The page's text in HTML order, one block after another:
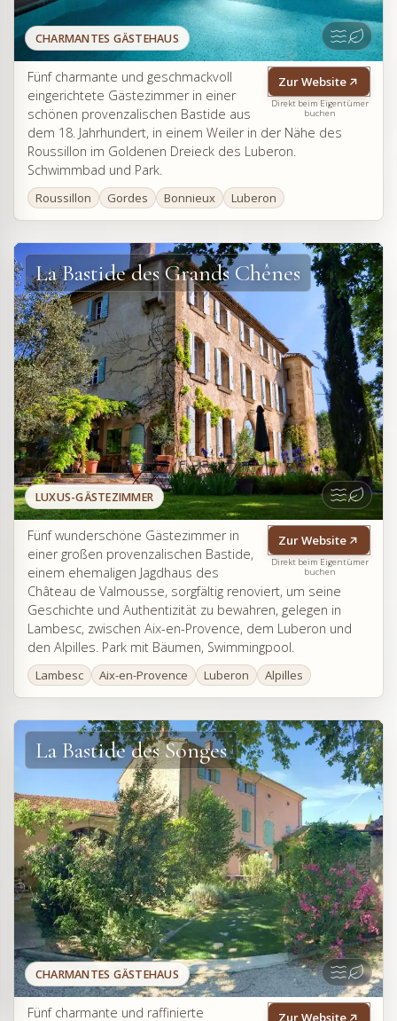
CHARMANTES GÄSTEHAUS
Zur Website
Direkt beim Eigentümer
buchen
Fünf charmante und geschmackvoll
eingerichtete Gästezimmer in einer
schönen provenzalischen Bastide aus
dem 18. Jahrhundert, in einem Weiler in der Nähe des
Roussillon im Goldenen Dreieck des Luberon.
Schwimmbad und Park.
Roussillon Gordes Bonnieux Luberon
LUXUS-GÄSTEZIMMER
La Bastide des Grands Chênes
Zur Website
Direkt beim Eigentümer
buchen
Fünf wunderschöne Gästezimmer in
einer großen provenzalischen Bastide,
einem ehemaligen Jagdhaus des
Château de Valmousse, sorgfältig renoviert, um seine
Geschichte und Authentizität zu bewahren, gelegen in
Lambesc, zwischen Aix-en-Provence, dem Luberon und
den Alpilles. Park mit Bäumen, Swimmingpool.
Lambesc Aix-en-Provence Luberon Alpilles
CHARMANTES GÄSTEHAUS
La Bastide des Songes
Zur Website
Fünf charmante und raffinierte